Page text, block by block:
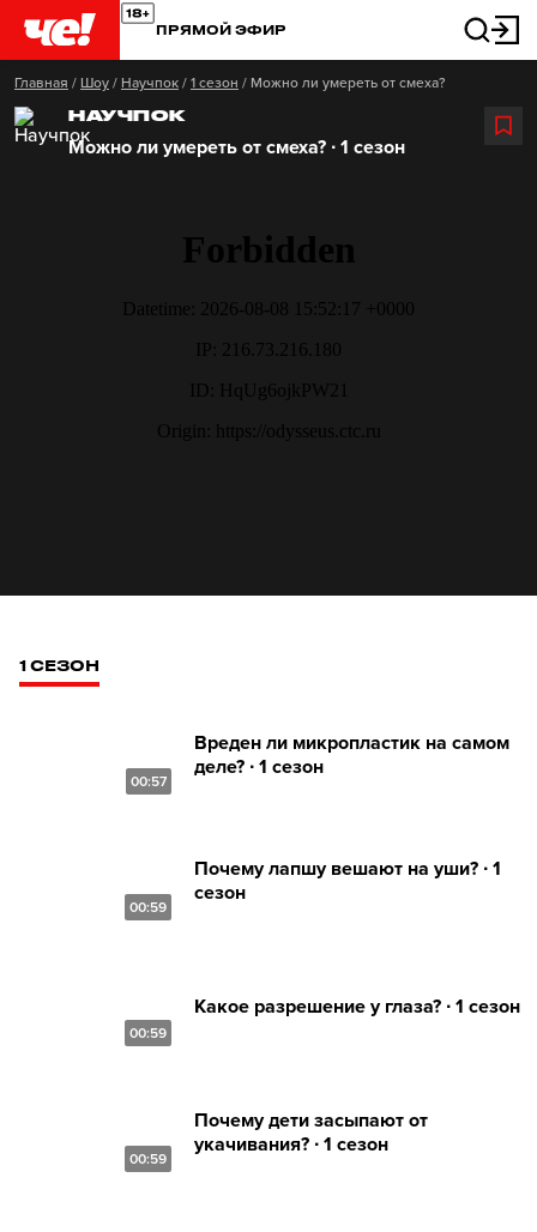
ПРЯМОЙ ЭФИР
Главная / Шоу / Научпок / 1 сезон / Можно ли умереть от смеха?
НАУЧПОК
Можно ли умереть от смеха? ∙ 1 сезон
1 СЕЗОН
00:57
Вреден ли микропластик на самом
деле? ∙ 1 сезон
00:59
Почему лапшу вешают на уши? ∙ 1
сезон
00:59
Какое разрешение у глаза? ∙ 1 сезон
00:59
Почему дети засыпают от
укачивания? ∙ 1 сезон